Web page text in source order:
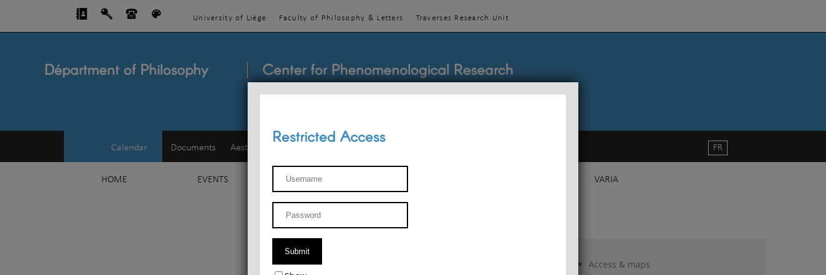
University of Liège Faculty of Philosophy & Letters Traverses Research Unit
Départment of Philosophy Center for Phenomenological Research
Calendar Documents Aesthetics
HOME EVENTS TEACHINGS VARIA
FR
Access & maps
Restricted Access